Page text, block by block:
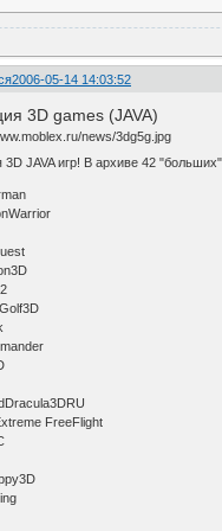
2006-05-14 14:03:52
3D games (JAVA)
3D JAVA игр! В архиве 42
FreeFlight